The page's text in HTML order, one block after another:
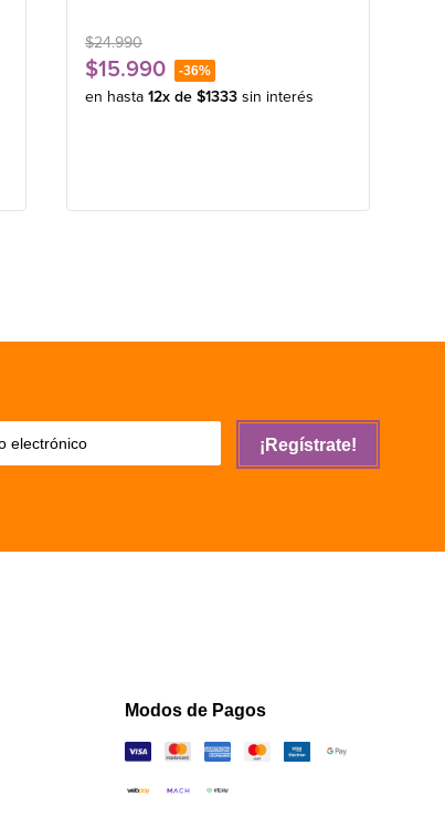
$24.990
$15.990 -36%
en hasta 12x de $1333 sin interés
¡Regístrate!
Modos de Pagos